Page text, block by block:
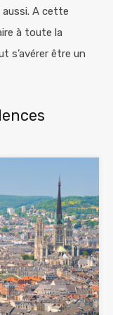
aussi. A cette
à toute la
s’avérer être un